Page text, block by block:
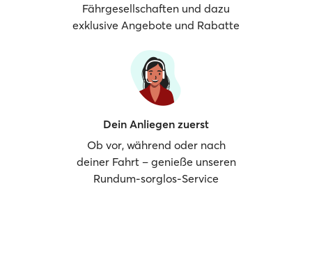
Fährgesellschaften und dazu
exklusive Angebote und Rabatte
Dein Anliegen zuerst
Ob vor, während oder nach
deiner Fahrt – genieße unseren
Rundum-sorglos-Service